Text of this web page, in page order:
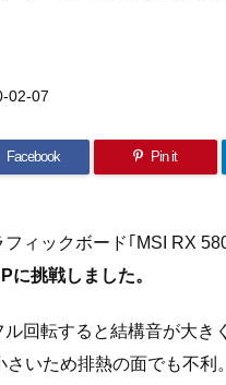
02-07
Facebook Pin it
ィックボード｢MSI RX
に挑戦しました。
回転すると結構音が大き
いため排熱の面でも不利。